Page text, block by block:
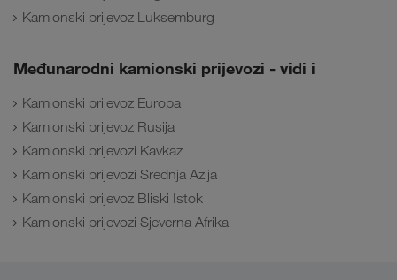
Kamionski prijevoz Luksemburg
Međunarodni kamionski prijevozi - vidi i
Kamionski prijevoz Europa
Kamionski prijevoz Rusija
Kamionski prijevozi Kavkaz
Kamionski prijevozi Srednja Azija
Kamionski prijevoz Bliski Istok
Kamionski prijevozi Sjeverna Afrika